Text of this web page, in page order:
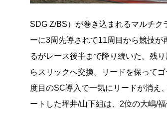
SDG Z/BS）が巻き込まれるマルチ
ーに3周先導されて11周目から競技
るがレース後半まで降り続いた。残
らスリックへ交換。リードを保って
度目のSC導入で一気にリードが消え
ートした坪井/山下組は、2位の大嶋/